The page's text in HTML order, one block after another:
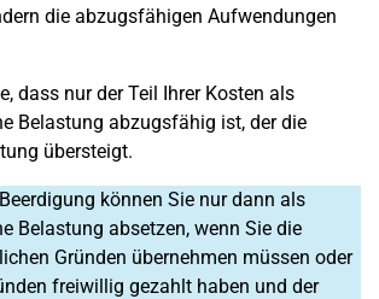
die abzugsfähigen Aufwendungen
dass nur der Teil Ihrer Kosten als
Belastung abzugsfähig ist, der die
übersteigt.
können Sie nur dann als
Belastung absetzen, wenn Sie die
Gründen übernehmen müssen oder
freiwillig gezahlt haben und der